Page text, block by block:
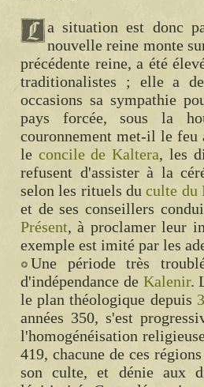
a situation est donc
nouvelle reine monte
précédente reine, a été
traditionalistes ; elle a
occasions sa sympathie
pays forcée, sous la
couronnement met-il le feu
le concile de Kaltera, les
refusent d'assister à la
selon les rituels duculte du
et de ses conseillers
Présent, à proclamer leur
exemple est imité par les
Une période très
d'indépendance de Kalenir.
le plan théologique depuis
années 350, s'est
l'homogénéisation
419, chacune de ces
son culte, et dénie aux